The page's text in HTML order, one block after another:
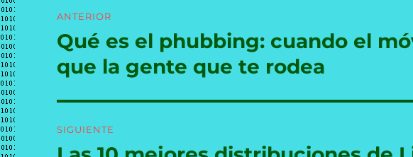
de
entradas
ANTERIOR
Entrada
Qué es el phubbing: cuando el
que la gente que te rodea
SIGUIENTE
Entrada